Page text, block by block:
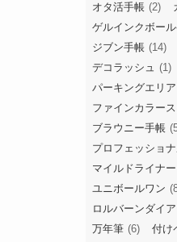
オタ活手帳 (2)
ゲルインクボー
ジブン手帳 (14)
デコラッシュ (1)
パーキングエリア
ファインカラー
ブラウニー手帳
プロフェッショ
マイルドライナー
ユニボールワン
ロルバーンダイ
万年筆 (6) 付け